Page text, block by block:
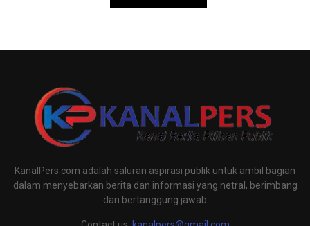
KanalPers.com adalah saluran aspirasi publik untuk ambil bagian
dalam menyebarkan berita dan informasi yang netral, berimbang
dan bertanggung jawab